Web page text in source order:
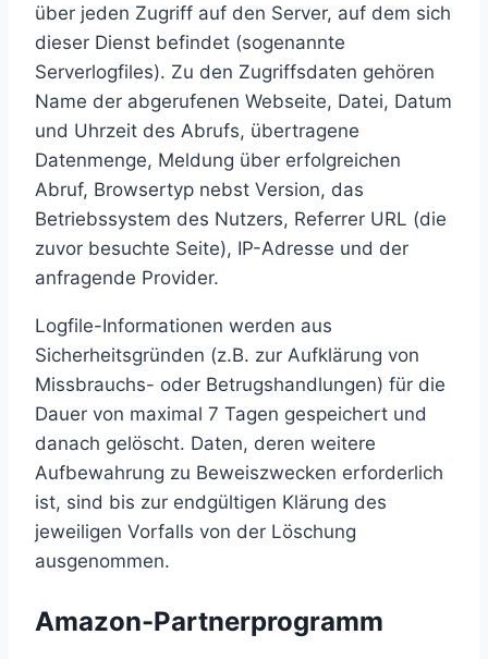
über jeden Zugriff auf den Server, auf dem sich
dieser Dienst befindet (sogenannte
Serverlogfiles). Zu den Zugriffsdaten gehören
Name der abgerufenen Webseite, Datei, Datum
und Uhrzeit des Abrufs, übertragene
Datenmenge, Meldung über erfolgreichen
Abruf, Browsertyp nebst Version, das
Betriebssystem des Nutzers, Referrer URL (die
zuvor besuchte Seite), IP-Adresse und der
anfragende Provider.
Logfile-Informationen werden aus
Sicherheitsgründen (z.B. zur Aufklärung von
Missbrauchs- oder Betrugshandlungen) für die
Dauer von maximal 7 Tagen gespeichert und
danach gelöscht. Daten, deren weitere
Aufbewahrung zu Beweiszwecken erforderlich
ist, sind bis zur endgültigen Klärung des
jeweiligen Vorfalls von der Löschung
ausgenommen.
Amazon-Partnerprogramm